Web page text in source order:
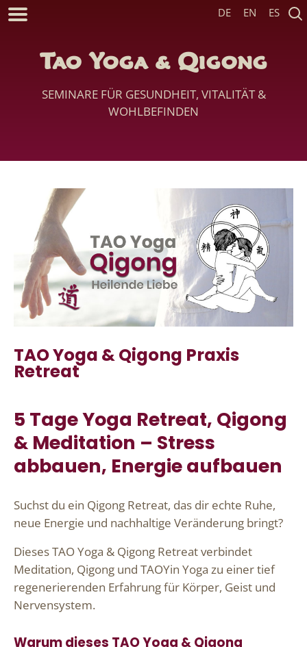
Tao Yoga & Qigong
SEMINARE FÜR GESUNDHEIT, VITALITÄT &
WOHLBEFINDEN
DE EN ES
TAO Yoga & Qigong Praxis
Retreat
5 Tage Yoga Retreat, Qigong
& Meditation – Stress
abbauen, Energie aufbauen
Suchst du ein Qigong Retreat, das dir echte Ruhe,
neue Energie und nachhaltige Veränderung bringt?
Dieses TAO Yoga & Qigong Retreat verbindet
Meditation, Qigong und TAOYin Yoga zu einer tief
regenerierenden Erfahrung für Körper, Geist und
Nervensystem.
Warum dieses TAO Yoga & Qigong